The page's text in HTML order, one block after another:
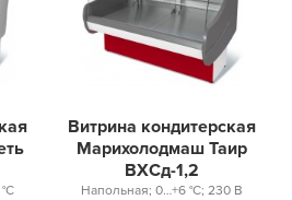
Витрина кондитерская
Марихолодмаш Таир
ВХСд-1,2
Напольная; 0…+6 °С; 230 В